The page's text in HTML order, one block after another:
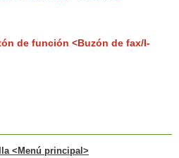
de función <Buzón de fax/I-
<Menú principal>